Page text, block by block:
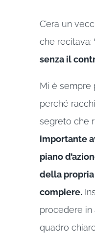
C’era un
che recitava:
senza il
Mi è sempre
perché
segreto che
importante
piano
della
compiere.
procedere in
quadro